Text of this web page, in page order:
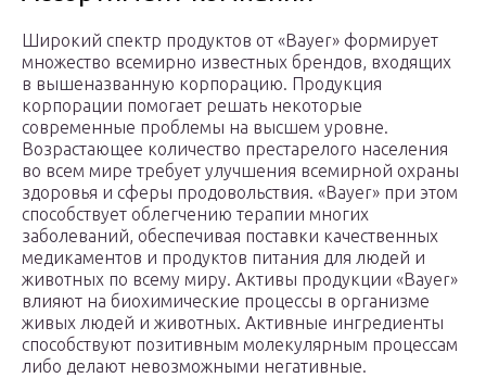
Широкий спектр продуктов от «Bayer» формирует
множество всемирно известных брендов, входящих
в вышеназванную корпорацию. Продукция
корпорации помогает решать некоторые
современные проблемы на высшем уровне.
Возрастающее количество престарелого населения
во всем мире требует улучшения всемирной охраны
здоровья и сферы продовольствия. «Bayer» при этом
способствует облегчению терапии многих
заболеваний, обеспечивая поставки качественных
медикаментов и продуктов питания для людей и
животных по всему миру. Активы продукции «Bayer»
влияют на биохимические процессы в организме
живых людей и животных. Активные ингредиенты
способствуют позитивным молекулярным процессам
либо делают невозможными негативные.